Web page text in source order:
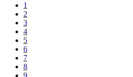
1
2
3
4
5
6
7
8
9